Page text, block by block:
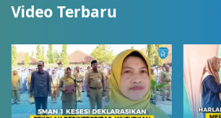
Video Terbaru